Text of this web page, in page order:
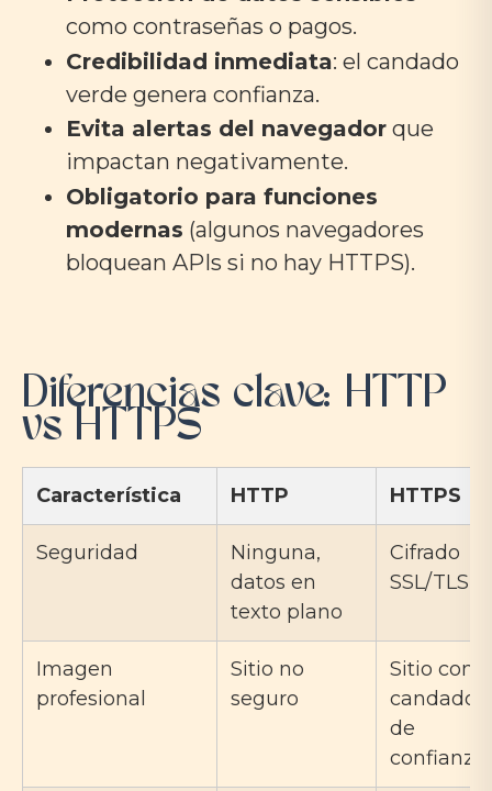
como contraseñas o pagos.
Credibilidad inmediata: el candado
verde genera confianza.
Evita alertas del navegador que
impactan negativamente.
Obligatorio para funciones
modernas (algunos navegadores
bloquean APIs si no hay HTTPS).
Diferencias clave: HTTP
vs HTTPS
Característica HTTP HTTPS
Seguridad
Ninguna,
datos en
texto plano
Cifrado
SSL/TLS
Imagen
profesional
Sitio no
seguro
Sitio con
candado
de
confianza